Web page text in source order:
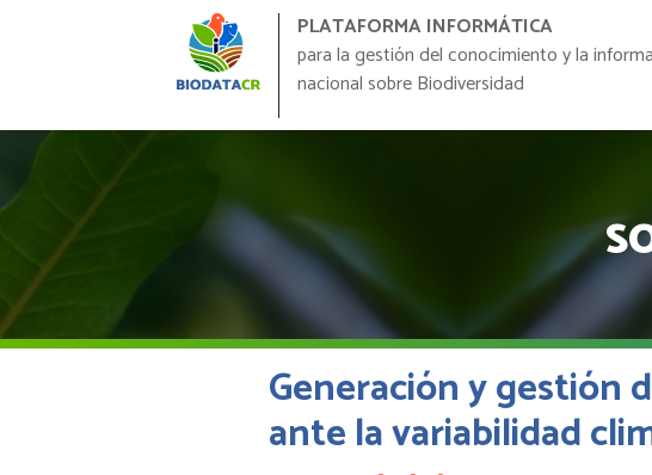
PLATAFORMA INFORMÁTICA
para la gestión del conocimiento y la
nacional sobre Biodiversidad
Generación y gestión
ante la variabilidad